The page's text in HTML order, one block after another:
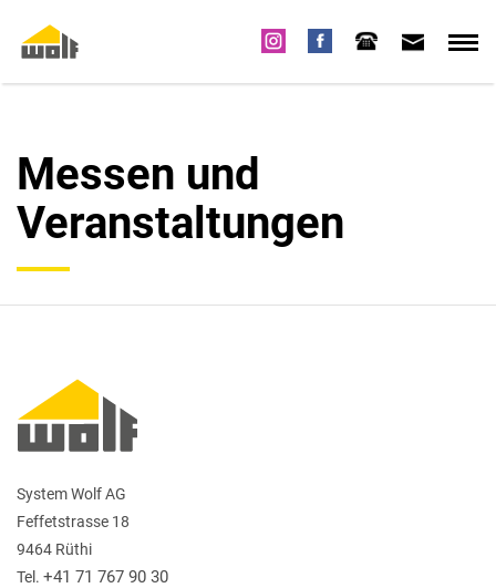
Messen und
Veranstaltungen
System Wolf AG
Feffetstrasse 18
9464 Rüthi
Tel. +41 71 767 90 30